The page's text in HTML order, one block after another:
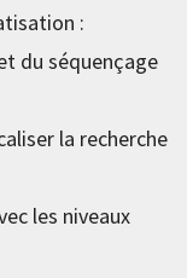
:
du séquençage
la recherche
les niveaux